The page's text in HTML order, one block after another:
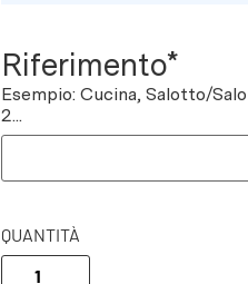
Riferimento*
Esempio: Cucina, Salotto/
2...
QUANTITÀ